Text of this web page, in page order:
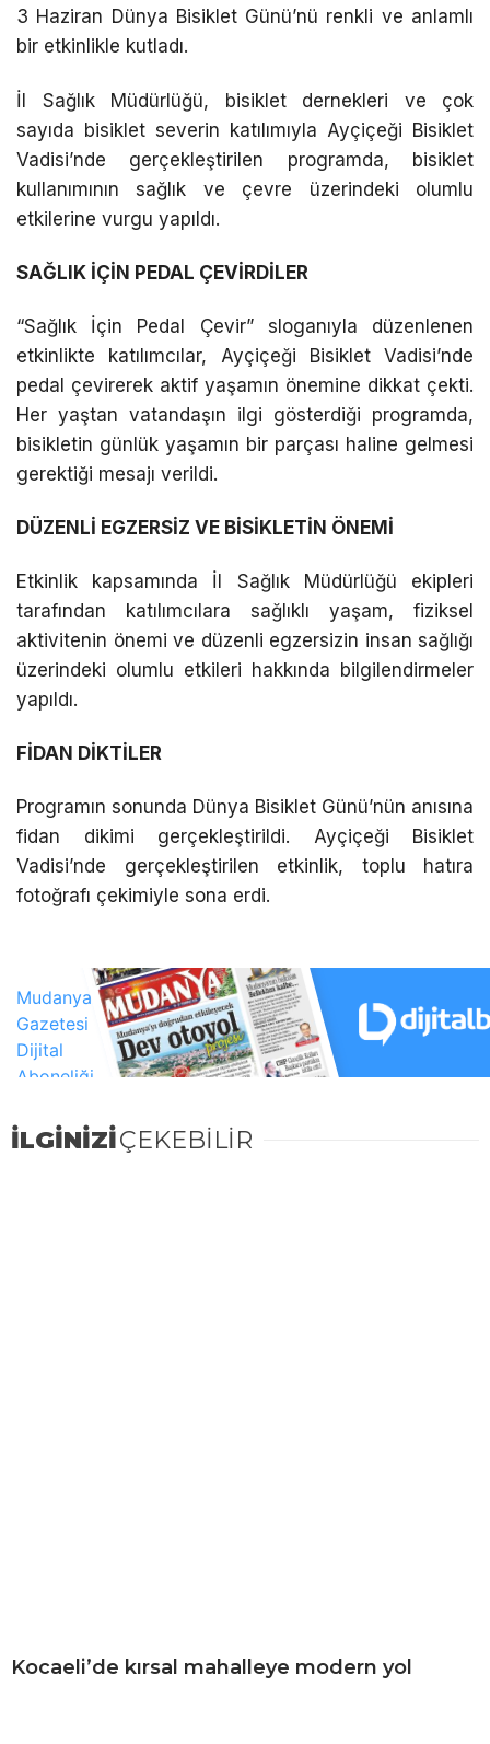
3 Haziran Dünya Bisiklet Günü’nü renkli ve anlamlı
bir etkinlikle kutladı.
İl Sağlık Müdürlüğü, bisiklet dernekleri ve çok
sayıda bisiklet severin katılımıyla Ayçiçeği Bisiklet
Vadisi’nde gerçekleştirilen programda, bisiklet
kullanımının sağlık ve çevre üzerindeki olumlu
etkilerine vurgu yapıldı.
SAĞLIK İÇİN PEDAL ÇEVİRDİLER
“Sağlık İçin Pedal Çevir” sloganıyla düzenlenen
etkinlikte katılımcılar, Ayçiçeği Bisiklet Vadisi’nde
pedal çevirerek aktif yaşamın önemine dikkat çekti.
Her yaştan vatandaşın ilgi gösterdiği programda,
bisikletin günlük yaşamın bir parçası haline gelmesi
gerektiği mesajı verildi.
DÜZENLİ EGZERSİZ VE BİSİKLETİN ÖNEMİ
Etkinlik kapsamında İl Sağlık Müdürlüğü ekipleri
tarafından katılımcılara sağlıklı yaşam, fiziksel
aktivitenin önemi ve düzenli egzersizin insan sağlığı
üzerindeki olumlu etkileri hakkında bilgilendirmeler
yapıldı.
FİDAN DİKTİLER
Programın sonunda Dünya Bisiklet Günü’nün anısına
fidan dikimi gerçekleştirildi. Ayçiçeği Bisiklet
Vadisi’nde gerçekleştirilen etkinlik, toplu hatıra
fotoğrafı çekimiyle sona erdi.
İLGİNİZİÇEKEBİLİR
Kocaeli’de kırsal mahalleye modern yol